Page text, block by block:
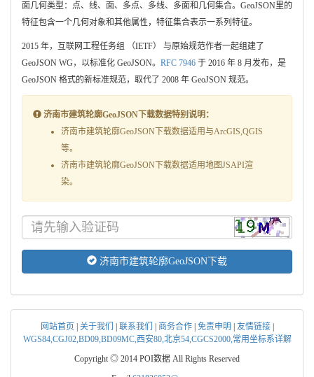
面几何类型：点、线、面、多点、多线、多面和几何集合。GeoJSON里的
特征包含一个几何对象和其他属性，特征集合表示一系列特征。
2015 年，互联网工程任务组 （IETF） 与原始规范作者一起组建了
GeoJSON WG，以标准化 GeoJSON。 RFC 7946 于 2016 年 8 月发布，是
GeoJSON 格式的新标准规范，取代了 2008 年 GeoJSON 规范。
济南市建筑轮廓GeoJSON下载数据特别说明：
济南市建筑轮廓GeoJSON下载数据适用与ArcGIS,QGIS
等。
济南市建筑轮廓GeoJSON下载数据适用地图JSAPI渲
染。
济南市建筑轮廓GeoJSON下载
网站首页 关于我们 联系我们 商务合作| 免责申明 友情链接|
WGS84,CGJ02,BD09,BD09MC,西安80,北京54,CGCS2000,常用坐标系详解
Copyright ◎ 2014 POI数据 All Rights Reserved